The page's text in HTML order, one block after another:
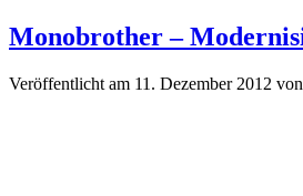
Monobrother –
Veröffentlicht am 11. Dezember 2012 von